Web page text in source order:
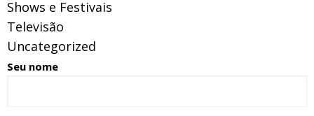
Shows e Festivais
Televisão
Uncategorized
Seu nome